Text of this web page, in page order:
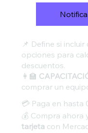
📌 Define si
opciones para
descuentos.
👩‍🏫
comprar un
💳 Paga en hasta
💰 Compra ahora
tarjeta con